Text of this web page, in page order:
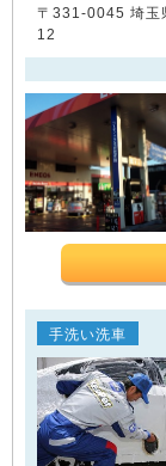
〒331-0045 埼玉
12
手洗い洗車